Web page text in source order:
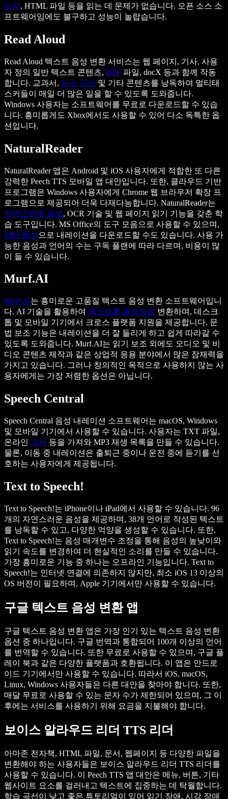
이지 , HTML 파일 등을 읽는 데 문제가 없습니다. 오픈 소스 소
프트웨어임에도 불구하고 성능이 놀랍습니다.
Read Aloud
Read Aloud 텍스트 음성 변환 서비스는 웹 페이지, 기사, 사용
자 정의 일반 텍스트 콘텐츠, PDF 파일, docX 등과 함께 작동
합니다. 교과서, 뉴스 기사 및 기타 콘텐츠를 낭독하여 멀티태
스커들이 매일 더 많은 일을 할 수 있도록 도와줍니다.
Windows 사용자는 소프트웨어를 무료로 다운로드할 수 있습
니다. 흥미롭게도 Xbox에서도 사용할 수 있어 다소 독특한 옵
션입니다.
NaturalReader
NaturalReader 앱은 Android 및 iOS 사용자에게 적합한 또 다른
강력한 Peech TTS 모바일 앱 대안입니다. 또한, 클라우드 기반
프로그램은 Windows 사용자에게 Chrome 웹 브라우저 확장 프
로그램으로 제공되어 더욱 다재다능합니다. NaturalReader는
자연스러운 음성, OCR 기술 및 웹 페이지 읽기 기능을 갖춘 학
습 도구입니다. MS Office의 도구 모음으로 사용할 수 있으며,
MP3 형식 으로 내레이션을 다운로드할 수도 있습니다. 사용 가
능한 음성과 언어의 수는 구독 플랜에 따라 다르며, 비용이 많
이 들 수 있습니다.
Murf.AI
Murf.Ai는 흥미로운 고품질 텍스트 음성 변환 소프트웨어입니
다. AI 기술을 활용하여 텍스트를 음성으로 변환하며, 데스크
톱 및 모바일 기기에서 크로스 플랫폼 지원을 제공합니다. 문
법 보조 기능은 내레이션을 더 잘 들리게 하고 쉽게 따라갈 수
있도록 도와줍니다. Murf.AI는 읽기 보조 외에도 오디오 및 비
디오 콘텐츠 제작과 같은 상업적 응용 분야에서 많은 잠재력을
가지고 있습니다. 그러나 창의적인 목적으로 사용하지 않는 사
용자에게는 가장 저렴한 옵션은 아닙니다.
Speech Central
Speech Central 음성 내레이션 소프트웨어는 macOS, Windows
및 모바일 기기에서 사용할 수 있습니다. 사용자는 TXT 파일,
온라인 기사 등을 가져와 MP3 재생 목록을 만들 수 있습니다.
물론, 이동 중 내레이션은 출퇴근 중이나 운전 중에 듣기를 선
호하는 사용자에게 제공됩니다.
Text to Speech!
Text to Speech!는 iPhone이나 iPad에서 사용할 수 있습니다. 96
개의 자연스러운 음성을 제공하며, 38개 언어로 작성된 텍스트
를 낭독할 수 있고, 다양한 억양을 생성할 수 있습니다. 또한,
Text to Speech!는 음성 매개변수 조정을 통해 음성의 높낮이와
읽기 속도를 변경하여 더 현실적인 소리를 만들 수 있습니다.
가장 흥미로운 기능 중 하나는 오프라인 기능입니다. Text to
Speech!는 인터넷 연결에 의존하지 않지만, 최소 iOS 13 이상의
OS 버전이 필요하며, Apple 기기에서만 사용할 수 있습니다.
구글 텍스트 음성 변환 앱
구글 텍스트 음성 변환 앱은 가장 인기 있는 텍스트 음성 변환
옵션 중 하나입니다. 구글 번역과 통합되어 100개 이상의 언어
를 번역할 수 있습니다. 또한 무료로 사용할 수 있으며, 구글 플
레이 북과 같은 다양한 플랫폼과 호환됩니다. 이 앱은 안드로
이드 기기에서만 사용할 수 있습니다. 따라서 iOS, macOS,
Linux, Windows 사용자들은 다른 대안을 찾아야 합니다. 또한,
매달 무료로 사용할 수 있는 문자 수가 제한되어 있으며, 그 이
후에는 서비스를 사용하기 위해 요금을 지불해야 합니다.
보이스 알라우드 리더 TTS 리더
아마존 전자책, HTML 파일, 문서, 웹페이지 등 다양한 파일을
변환해야 하는 사용자들은 보이스 알라우드 리더 TTS 리더를
사용할 수 있습니다. 이 Peech TTS 앱 대안은 메뉴, 버튼, 기타
웹사이트 요소를 걸러내고 텍스트에 집중하는 데 탁월합니다.
학습 곡선이 낮고 좋은 튜토리얼이 있어 읽기 장애, 시각 장애